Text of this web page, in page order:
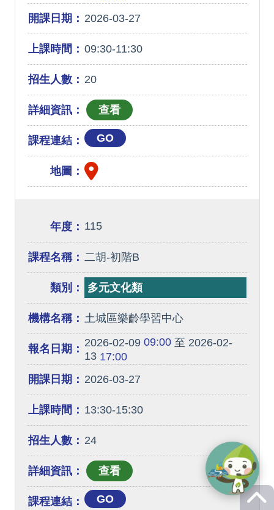
開課日期： 2026-03-27
上課時間： 09:30-11:30
招生人數： 20
詳細資訊：
課程連結： GO
地圖：
年度： 115
課程名稱： 二胡-初階B
類別： 多元文化類
機構名稱： 土城區樂齡學習中心
報名日期： 2026-02-0909:00至 2026-02-
1317:00
開課日期： 2026-03-27
上課時間： 13:30-15:30
招生人數： 24
詳細資訊：
課程連結： GO